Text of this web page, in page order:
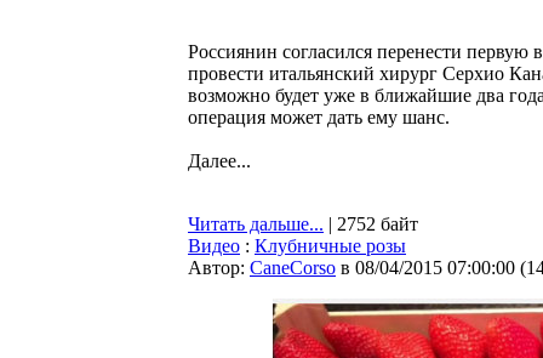
Россиянин согласился перенести
провести итальянский хирург Серхио
возможно будет уже в ближайшие два
операция может дать ему шанс.
Далее...
Читать дальше... | 2752 байт
Видео : Клубничные розы
Автор: CaneCorso в 08/04/2015 07:00:00 (